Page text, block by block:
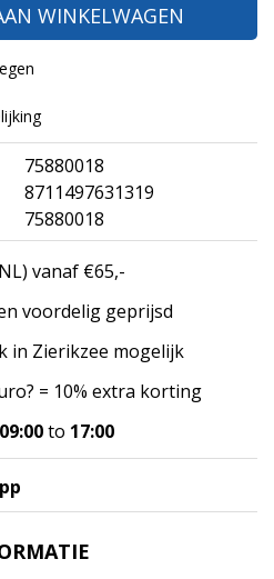
WINKELWAGEN
75880018
8711497631319
75880018
vanaf €65,-
voordelig geprijsd
in Zierikzee mogelijk
= 10% extra korting
09:00to 17:00